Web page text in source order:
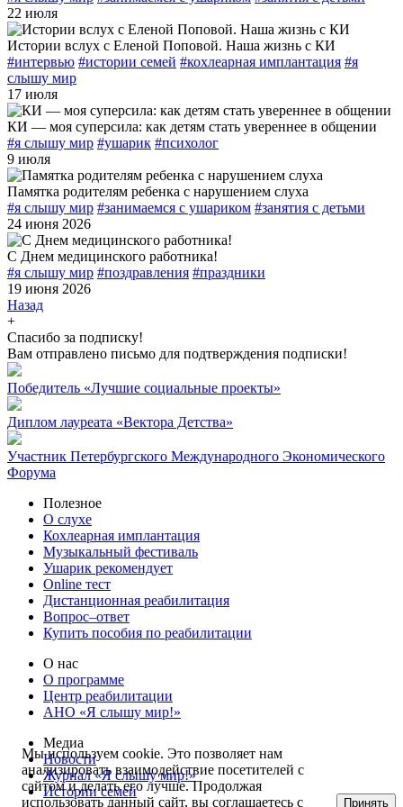
22 июля
Истории вслух с Еленой Поповой. Наша жизнь с КИ
#интервью #истории семей #кохлеарная имплантация #я
слышу мир
17 июля
КИ — моя суперсила: как детям стать увереннее в общении
#я слышу мир #ушарик #психолог
9 июля
Памятка родителям ребенка с нарушением слуха
#я слышу мир #занимаемся с ушариком #занятия с детьми
24 июня 2026
С Днем медицинского работника!
#я слышу мир #поздравления #праздники
19 июня 2026
Назад
+
Спасибо за подписку!
Вам отправлено письмо для подтверждения подписки!
Победитель «Лучшие социальные проекты»
Диплом лауреата «Вектора Детства»
Участник Петербургского Международного Экономического
Форума
Полезное
О слухе
Кохлеарная имплантация
Музыкальный фестиваль
Ушарик рекомендует
Online тест
Дистанционная реабилитация
Вопрос–ответ
Купить пособия по реабилитации
О нас
О программе
Центр реабилитации
АНО «Я слышу мир!»
Медиа
Новости
Журнал «Я слышу мир!»
Истории семей
Мы используем cookie. Это позволяет нам
анализировать взаимодействие посетителей с
сайтом и делать его лучше. Продолжая
использовать данный сайт, вы соглашаетесь с
Принять